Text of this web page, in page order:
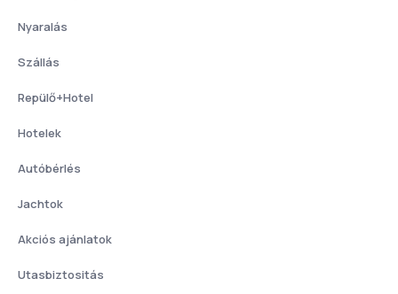
Nyaralás
Szállás
Repülő+Hotel
Hotelek
Autóbérlés
Jachtok
Akciós ajánlatok
Utasbiztositás